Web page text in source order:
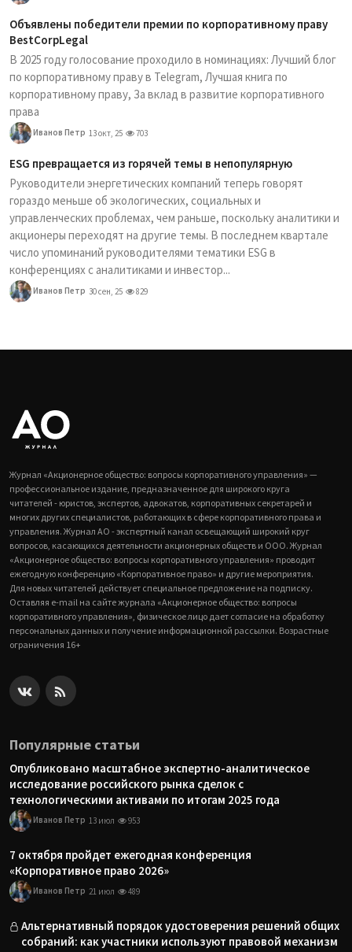
Объявлены победители премии по корпоративному праву
BestCorpLegal
В 2025 году голосование проходило в номинациях: Лучший блог
по корпоративному праву в Telegram, Лучшая книга по
корпоративному праву, За вклад в развитие корпоративного
права
Иванов Петр 13 окт, 25 703
ESG превращается из горячей темы в непопулярную
Руководители энергетических компаний теперь говорят
гораздо меньше об экологических, социальных и
управленческих проблемах, чем раньше, поскольку аналитики и
акционеры переходят на другие темы. В последнем квартале
число упоминаний руководителями тематики ESG в
конференциях с аналитиками и инвестор...
Иванов Петр 30 сен, 25 829
Журнал «Акционерное общество: вопросы корпоративного управления» —
профессиональное издание, предназначенное для широкого круга
читателей - юристов, экспертов, адвокатов, корпоративных секретарей и
многих других специалистов, работающих в сфере корпоративного права и
управления. Журнал АО - экспертный канал освещающий широкий круг
вопросов, касающихся деятельности акционерных обществ и ООО. Журнал
«Акционерное общество: вопросы корпоративного управления» проводит
ежегодную конференцию «Корпоративное право» и другие мероприятия.
Для новых читателей действует специальное предложение на подписку.
Оставляя e-mail на сайте журнала «Акционерное общество: вопросы
корпоративного управления», физическое лицо дает согласие на обработку
персональных данных и получение информационной рассылки. Возрастные
ограничения 16+
Популярные статьи
Опубликовано масштабное экспертно-аналитическое
исследование российского рынка сделок с
технологическими активами по итогам 2025 года
Иванов Петр 13 июл 953
7 октября пройдет ежегодная конференция
«Корпоративное право 2026»
Иванов Петр 21 июл 489
Альтернативный порядок удостоверения решений общих
собраний: как участники используют правовой механизм